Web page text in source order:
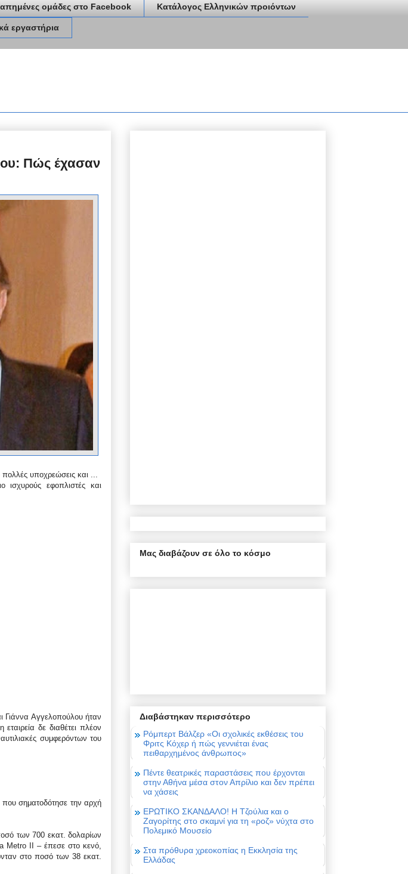
ομάδες στο Facebook Κατάλογος Ελληνικών προιόντων
εργαστήρια
Πώς έχασαν
υποχρεώσεις και ...
εφοπλιστές και
Γιάννα Αγγελοπούλου ήταν
δε διαθέτει πλέον
συμφερόντων του
σηματοδότησε την αρχή
των 700 εκατ. δολαρίων
II – έπεσε στο κενό,
στο ποσό των 38 εκατ.
Μας διαβάζουν σε όλο το κόσμο
Διαβάστηκαν περισσότερο
Ρόμπερτ Βάλζερ «Οι σχολικές εκθέσεις του
Φριτς Κόχερ ή πώς γεννιέται ένας
πειθαρχημένος άνθρωπος»
Πέντε θεατρικές παραστάσεις που έρχονται
στην Αθήνα μέσα στον Απρίλιο και δεν πρέπει
να χάσεις
ΕΡΩΤΙΚΟ ΣΚΑΝΔΑΛΟ! Η Τζούλια και ο
Ζαγορίτης στο σκαμνί για τη «ροζ» νύχτα στο
Πολεμικό Μουσείο
Στα πρόθυρα χρεοκοπίας η Εκκλησία της
Ελλάδας